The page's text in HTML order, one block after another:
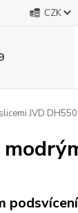
CZK
JVD